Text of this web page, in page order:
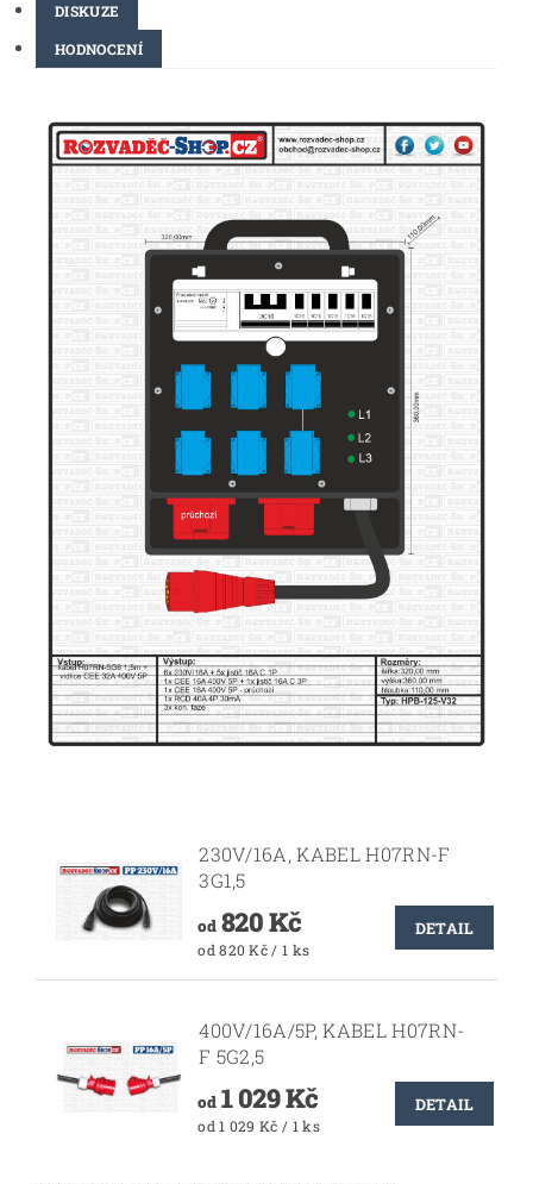
DISKUZE
HODNOCENÍ
230V/16A, KABEL H07RN-F
3G1,5
od820 Kč
od 820 Kč / 1 ks
DETAIL
400V/16A/5P, KABEL H07RN-
F 5G2,5
od1 029 Kč
od 1 029 Kč / 1 ks
DETAIL